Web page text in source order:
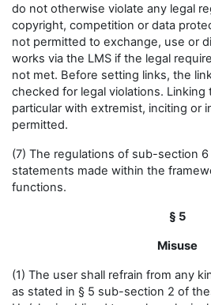
do not otherwise violate any legal
copyright, competition or data
not permitted to exchange, use or
works via the LMS if the legal
not met. Before setting links, the
checked for legal violations. Linking
particular with extremist, inciting or
permitted.
(7) The regulations of sub-section 6
statements made within the
functions.
§ 5
Misuse
(1) The user shall refrain from any
as stated in § 5 sub-section 2 of